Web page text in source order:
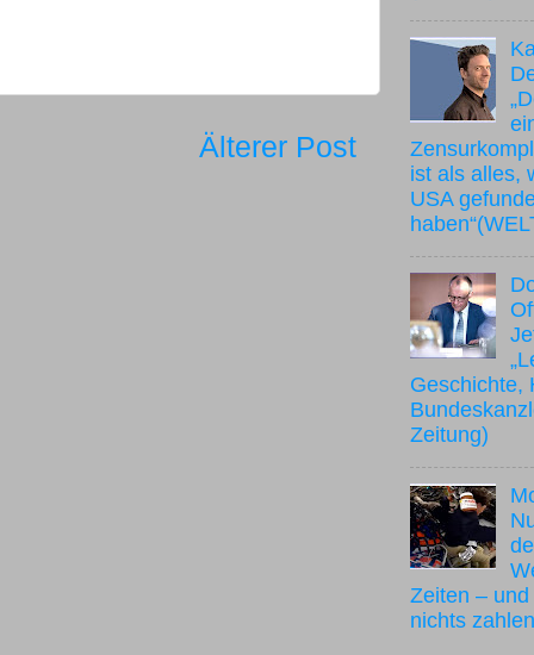
Älterer Post
ist als alles,
USA
Geschichte,
Zeitung)
Zeiten –
nichts